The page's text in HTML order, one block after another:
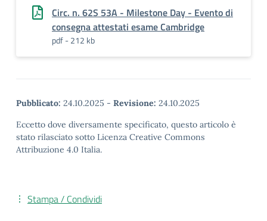
Circ. n. 62S 53A - Milestone Day - Evento di
consegna attestati esame Cambridge
pdf - 212 kb
Pubblicato: 24.10.2025 - Revisione: 24.10.2025
Eccetto dove diversamente specificato, questo articolo è
stato rilasciato sotto Licenza Creative Commons
Attribuzione 4.0 Italia.
Stampa / Condividi